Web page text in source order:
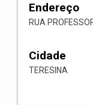
Endereço
RUA
Cidade
TERESINA